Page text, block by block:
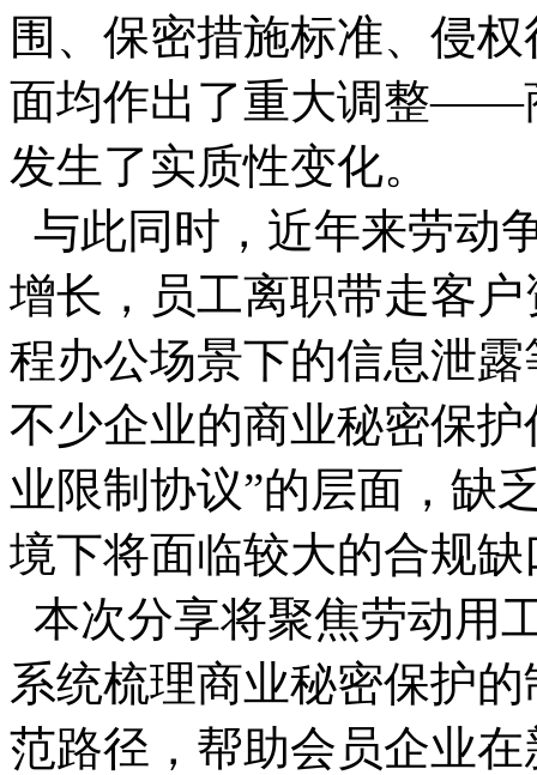
围、保密措施标准、侵
面均作出了重大调整——
发生了实质性变化。
与此同时，近年来劳动
增长，员工离职带走客
程办公场景下的信息泄
不少企业的商业秘密保
业限制协议”的层面，缺
境下将面临较大的合规
本次分享将聚焦劳动用
系统梳理商业秘密保护
范路径，帮助会员企业